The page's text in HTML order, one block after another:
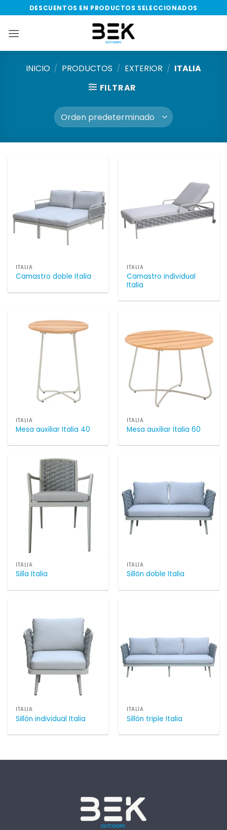
al
contenido
DESCUENTOS EN PRODUCTOS SELECCIONADOS
INICIO / PRODUCTOS / EXTERIOR / ITALIA
FILTRAR
ITALIA
Camastro doble Italia
ITALIA
Camastro individual
Italia
ITALIA
Mesa auxiliar Italia 40
ITALIA
Mesa auxiliar Italia 60
ITALIA
Silla Italia
ITALIA
Sillón doble Italia
ITALIA
Sillón individual Italia
ITALIA
Sillón triple Italia